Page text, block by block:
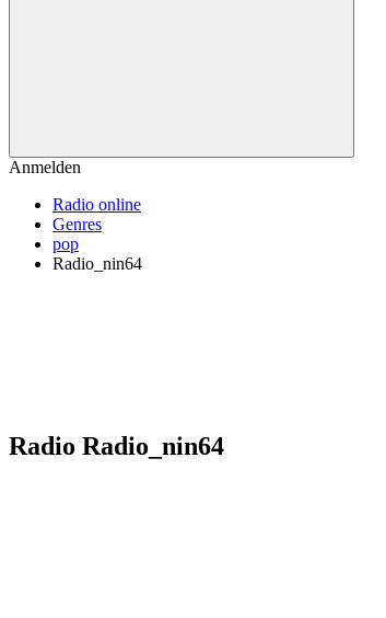
Anmelden
Radio online
Genres
pop
Radio_nin64
Radio Radio_nin64